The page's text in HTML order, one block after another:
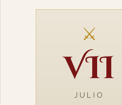
⚔
VII
JULIO